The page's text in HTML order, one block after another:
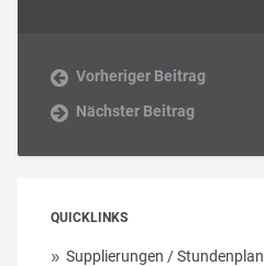
Vorheriger Beitrag
Nächster Beitrag
QUICKLINKS
Supplierungen / Stundenplan